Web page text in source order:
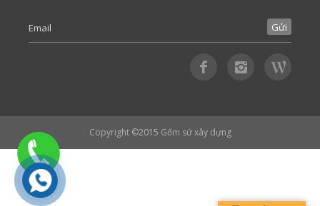
Copyright ©2015 Gốm sứ xây dựng